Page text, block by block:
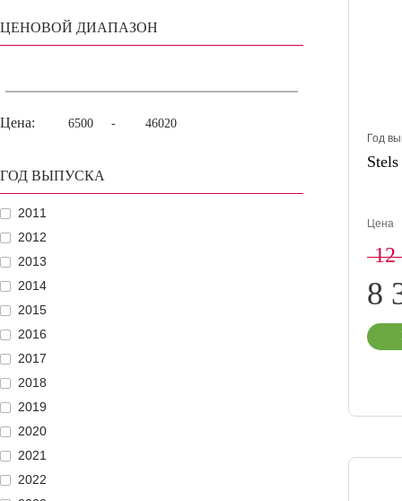
ЦЕНОВОЙ ДИАПАЗОН
Цена: -
ГОД ВЫПУСКА
2011
2012
2013
2014
2015
2016
2017
2018
2019
2020
2021
2022
Год
Цена
8